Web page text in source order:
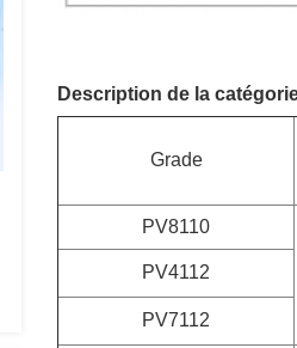
Description de la
Grade
PV8110
PV4112
PV7112